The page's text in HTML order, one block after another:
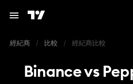
經紀商 / 比較 / 經紀商比較
Binance vs